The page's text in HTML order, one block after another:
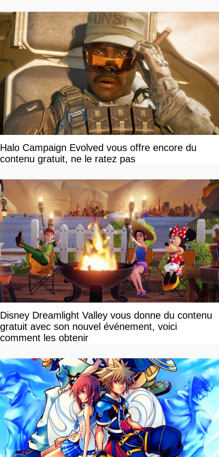
Halo Campaign Evolved vous offre encore du
contenu gratuit, ne le ratez pas
Disney Dreamlight Valley vous donne du contenu
gratuit avec son nouvel événement, voici
comment les obtenir